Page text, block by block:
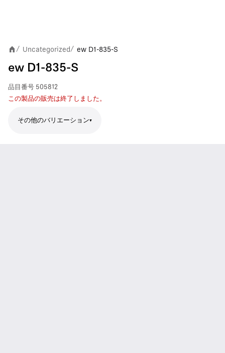
/ Uncategorized / ew D1-835-S
ew D1-835-S
品目番号 505812
この製品の販売は終了しました。
その他のバリエーション